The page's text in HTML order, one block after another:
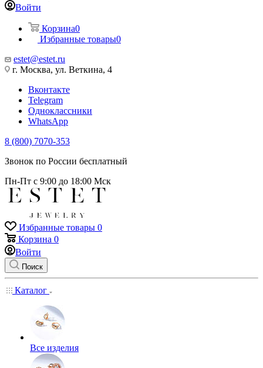
Войти
Корзина0
Избранные товары0
estet@estet.ru
г. Москва, ул. Веткина, 4
Вконтакте
Telegram
Одноклассники
WhatsApp
8 (800) 7070-353
Звонок по России бесплатный
Пн-Пт с 9:00 до 18:00 Мск
Избранные товары 0
Корзина 0
Войти
Поиск
Каталог
Все изделия